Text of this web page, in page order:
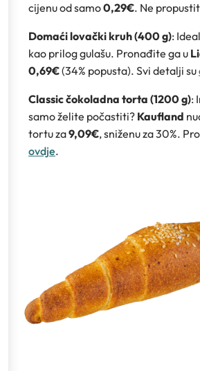
cijenu od samo0,29€. Ne
Domaći lovački kruh (400 g):
kao prilog gulašu. Pronađite ga u
0,69€(34% popusta). Svi detalji su
Classic čokoladna torta (1200 g):
samo želite počastiti? Kaufland
tortu za9,09€, sniženu za 30%.
ovdje.